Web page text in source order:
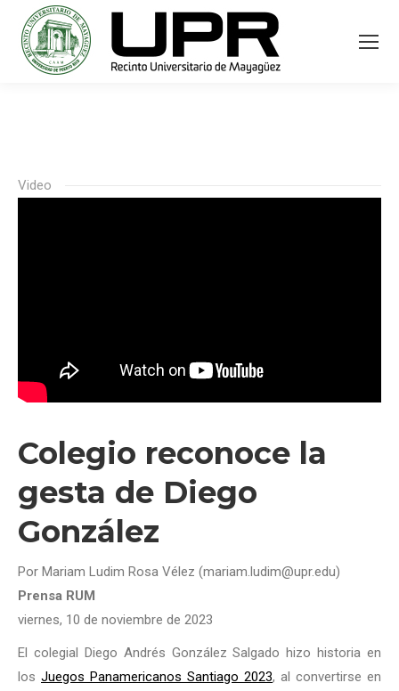
Video
Colegio reconoce la
gesta de Diego
González
Por Mariam Ludim Rosa Vélez (mariam.ludim@upr.edu)
Prensa RUM
viernes, 10 de noviembre de 2023
El colegial Diego Andrés González Salgado hizo historia en
los Juegos Panamericanos Santiago 2023, al convertirse en